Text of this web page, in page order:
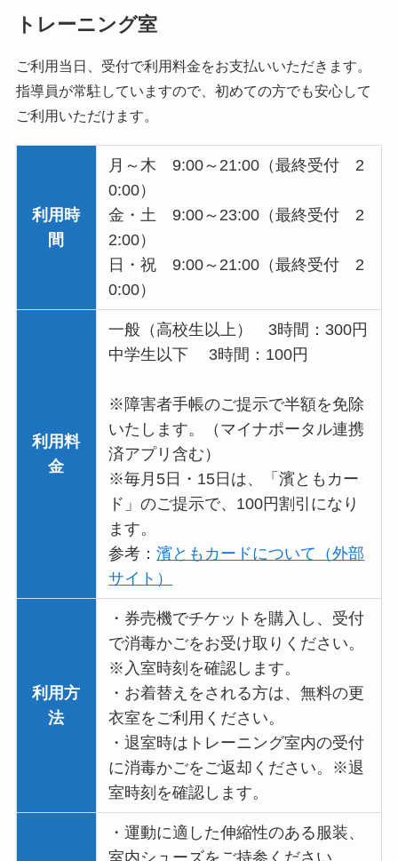
トレーニング室
ご利用当日、受付で利用料金をお支払いいただきます。
指導員が常駐していますので、初めての方でも安心して
ご利用いただけます。
利用時
間
月～木 9:00～21:00（最終受付 2
0:00）
金・土 9:00～23:00（最終受付 2
2:00）
日・祝 9:00～21:00（最終受付 2
0:00）
利用料
金
一般（高校生以上） 3時間：300円
中学生以下 3時間：100円
※障害者手帳のご提示で半額を免除
いたします。（マイナポータル連携
済アプリ含む）
※毎月5日・15日は、「濱ともカー
ド」のご提示で、100円割引になり
ます。
参考：濱ともカードについて（外部
サイト）
利用方
法
・券売機でチケットを購入し、受付
で消毒かごをお受け取りください。
※入室時刻を確認します。
・お着替えをされる方は、無料の更
衣室をご利用ください。
・退室時はトレーニング室内の受付
に消毒かごをご返却ください。※退
室時刻を確認します。
・運動に適した伸縮性のある服装、
室内シューズをご持参ください。